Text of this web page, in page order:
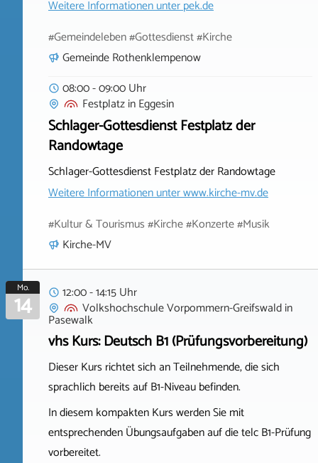
Weitere Informationen unterpek.de
#Gemeindeleben #Gottesdienst #Kirche
Gemeinde Rothenklempenow
08:00 - 09:00 Uhr
FestplatzinEggesin
Schlager-Gottesdienst Festplatz der
Randowtage
Schlager-Gottesdienst Festplatz der Randowtage
Weitere Informationen unterwww.kirche-mv.de
#Kultur & Tourismus #Kirche #Konzerte #Musik
Kirche-MV
Mo.
14
12:00 - 14:15 Uhr
Volkshochschule Vorpommern-Greifswaldin
Pasewalk
vhs Kurs: Deutsch B1 (Prüfungsvorbereitung)
Dieser Kurs richtet sich an Teilnehmende, die sich
sprachlich bereits auf B1-Niveau befinden.
In diesem kompakten Kurs werden Sie mit
entsprechenden Übungsaufgaben auf die telc B1-Prüfung
vorbereitet.